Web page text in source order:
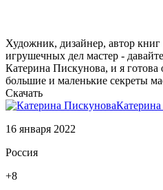
Художник, дизайнер, автор
игрушечных дел мастер -
Катерина Пискунова, и я готова
большие и маленькие секреты
Скачать
16 января 2022
Россия
+8